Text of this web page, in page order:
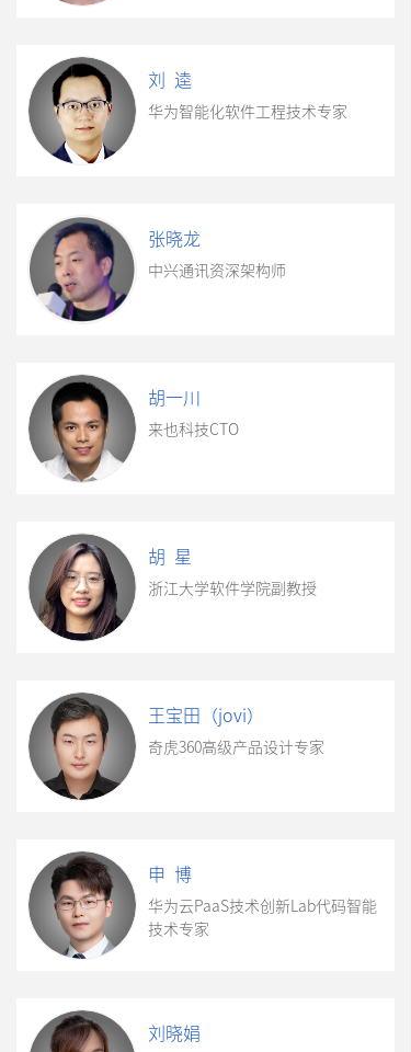
刘 逵
华为智能化软件工程技术专家
张晓龙
中兴通讯资深架构师
胡一川
来也科技CTO
胡 星
浙江大学软件学院副教授
王宝田（jovi）
奇虎360高级产品设计专家
申 博
华为云PaaS技术创新Lab代码智能
技术专家
刘晓娟